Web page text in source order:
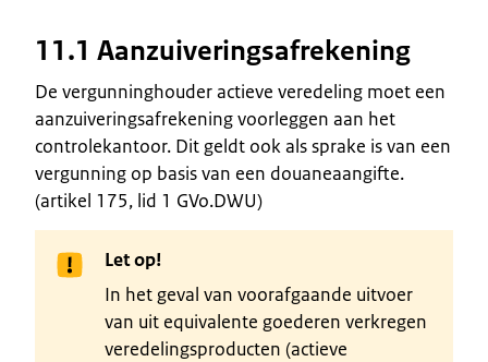
11.1 Aanzuiveringsafrekening
De vergunninghouder actieve veredeling moet een
aanzuiveringsafrekening voorleggen aan het
controlekantoor. Dit geldt ook als sprake is van een
vergunning op basis van een douaneaangifte.
(artikel 175, lid 1 GVo.DWU)
Let op!
In het geval van voorafgaande uitvoer
van uit equivalente goederen verkregen
veredelingsproducten (actieve